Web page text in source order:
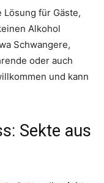
für Gäste,
Alkohol
Schwangere,
oder auch
und kann
Sekte aus